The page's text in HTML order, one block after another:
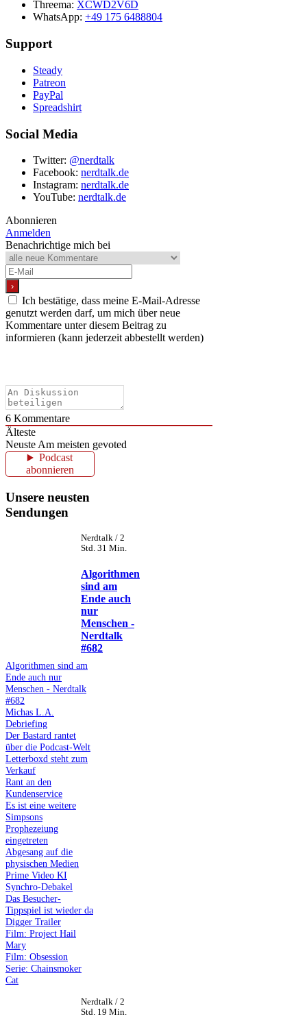
Threema: XCWD2V6D
WhatsApp: +49 175 6488804
Support
Steady
Patreon
PayPal
Spreadshirt
Social Media
Twitter: @nerdtalk
Facebook: nerdtalk.de
Instagram: nerdtalk.de
YouTube: nerdtalk.de
Abonnieren
Anmelden
Benachrichtige mich bei
Ich bestätige, dass meine E-Mail-Adresse
genutzt werden darf, um mich über neue
Kommentare unter diesem Beitrag zu
informieren (kann jederzeit abbestellt werden)
6 Kommentare
Älteste
Neuste Am meisten gevoted
Podcast
abonnieren
Unsere neusten
Sendungen
Nerdtalk / 2
Std. 31 Min.
Algorithmen
sind am
Ende auch
nur
Menschen -
Nerdtalk
#682
Algorithmen sind am
Ende auch nur
Menschen - Nerdtalk
#682
Michas L.A.
Debriefing
Der Bastard rantet
über die Podcast-Welt
Letterboxd steht zum
Verkauf
Rant an den
Kundenservice
Es ist eine weitere
Simpsons
Prophezeiung
eingetreten
Abgesang auf die
physischen Medien
Prime Video KI
Synchro-Debakel
Das Besucher-
Tippspiel ist wieder da
Digger Trailer
Film: Project Hail
Mary
Film: Obsession
Serie: Chainsmoker
Cat
Nerdtalk / 2
Std. 19 Min.